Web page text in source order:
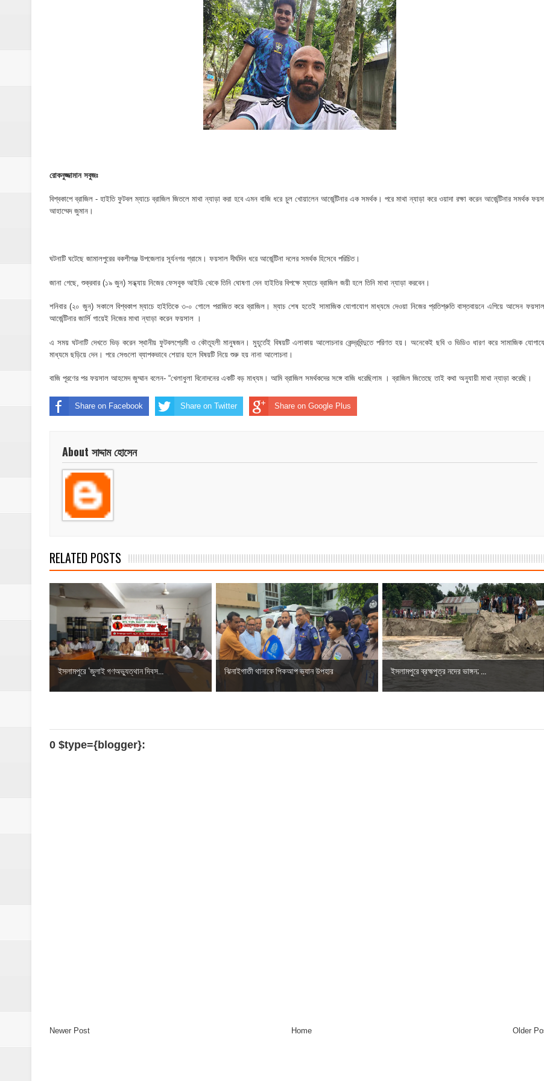
ইসলামপুরে ব্রহ্মপুত্র নদের ভাঙ্গন; চোখের সামনেই ভিটে মাটি হারিয়ে দিশেহারা মানুষ
মনটা আমার কেন যে ভালো লাগে না?- আতিকুর রহমান
ঝিনাইগাতীতে ভাতিজাদের হামলায় চাচী নিহত; হত্যা মামলার প্রস্তুতি
‎ইসলামপুরে এতিমখানার কমিটি নিয়ে হট্টগোল, সমাজসেবা কর্মচারীর বিরুদ্ধে ঘুষের অভিযোগ
​ইসলামপুরে পূর্বশত্রুতার জেরে প্রতিপক্ষের বসতঘরে মধ্যরাতে তাণ্ডব,গরু,স্বর্ণালঙ্কারসহ বিপুল টাকা লুট
‎ইসলামপুর স্বাস্থ্য কমপ্লেক্স ১০১ শয্যায় উন্নীত, বাবু এমপির উন্নয়নের ধারায় স্বাস্থ্যসেবায় নতুন দিগন্ত
শেষ আশ্রয়েও দখলের থাবা, কবরস্থানের জমি নিয়ে উত্তপ্ত ইসলামপুর
রোকনুজ্জামান সবুজঃ
বিশ্বকাপে ব্রাজিল - হাইতি ফুটবল ম্যাচে ব্রাজিল জিতলে মাথা ন্যাড়া করা হবে এমন বাজি ধরে চুল খোয়ালেন আর্জেন্টিনার এক সমর্থক। পরে মাথা ন্যাড়া করে ওয়াদা রক্ষা করেন আর্জেন্টিনার সমর্থক
আহাম্মেদ জুমান।
ঘটনাটি ঘটেছে জামালপুরের বকশীগঞ্জ উপজেলার সূর্যনগর গ্রামে। ফয়সাল দীর্ঘদিন ধরে আর্জেন্টিনা দলের সমর্থক হিসেবে পরিচিত।
জানা গেছে, শুক্রবার (১৯ জুন) সন্ধ্যায় নিজের ফেসবুক আইডি থেকে তিনি ঘোষণা দেন হাইতির বিপক্ষে ম্যাচে ব্রাজিল জয়ী হলে তিনি মাথা ন্যাড়া করবেন।
শনিবার (২০ জুন) সকালে বিশ্বকাপ ম্যাচে হাইতিকে ৩-০ গোলে পরাজিত করে ব্রাজিল। ম্যাচ শেষ হতেই সামাজিক যোগাযোগ মাধ্যমে দেওয়া নিজের প্রতিশ্রুতি বাস্তবায়নে এগিয়ে আসেন
আর্জেন্টিনার জার্সি গায়েই নিজের মাথা ন্যাড়া করেন ফয়সাল ।
এ সময় ঘটনাটি দেখতে ভিড় করেন স্থানীয় ফুটবলপ্রেমী ও কৌতূহলী মানুষজন। মুহূর্তেই বিষয়টি এলাকায় আলোচনার কেন্দ্রবিন্দুতে পরিণত হয়। অনেকেই ছবি ও ভিডিও ধারণ করে সামাজিক
মাধ্যমে ছড়িয়ে দেন। পরে সেগুলো ব্যাপকভাবে শেয়ার হলে বিষয়টি নিয়ে শুরু হয় নানা আলোচনা।
বাজি পূরণের পর ফয়সাল আহমেদ জুম্মান বলেন- “খেলাধুলা বিনোদনের একটি বড় মাধ্যম। আমি ব্রাজিল সমর্থকদের সঙ্গে বাজি ধরেছিলাম । ব্রাজিল জিতেছে তাই কথা অনুযায়ী মাথা ন্যাড়া করেছি।
Share on Facebook Share on Twitter Share on Google Plus
About সাদ্দাম হোসেন
RELATED POSTS
‎ইসলামপুরে ‘জুলাই গণঅভ্যুত্থান দিবস... ঝিনাইগাতী থানাকে পিকআপ ভ্যান উপহার ইসলামপুরে ব্রহ্মপুত্র নদের ভাঙ্গন; ...
0 $type={blogger}:
Newer Post Older
Home